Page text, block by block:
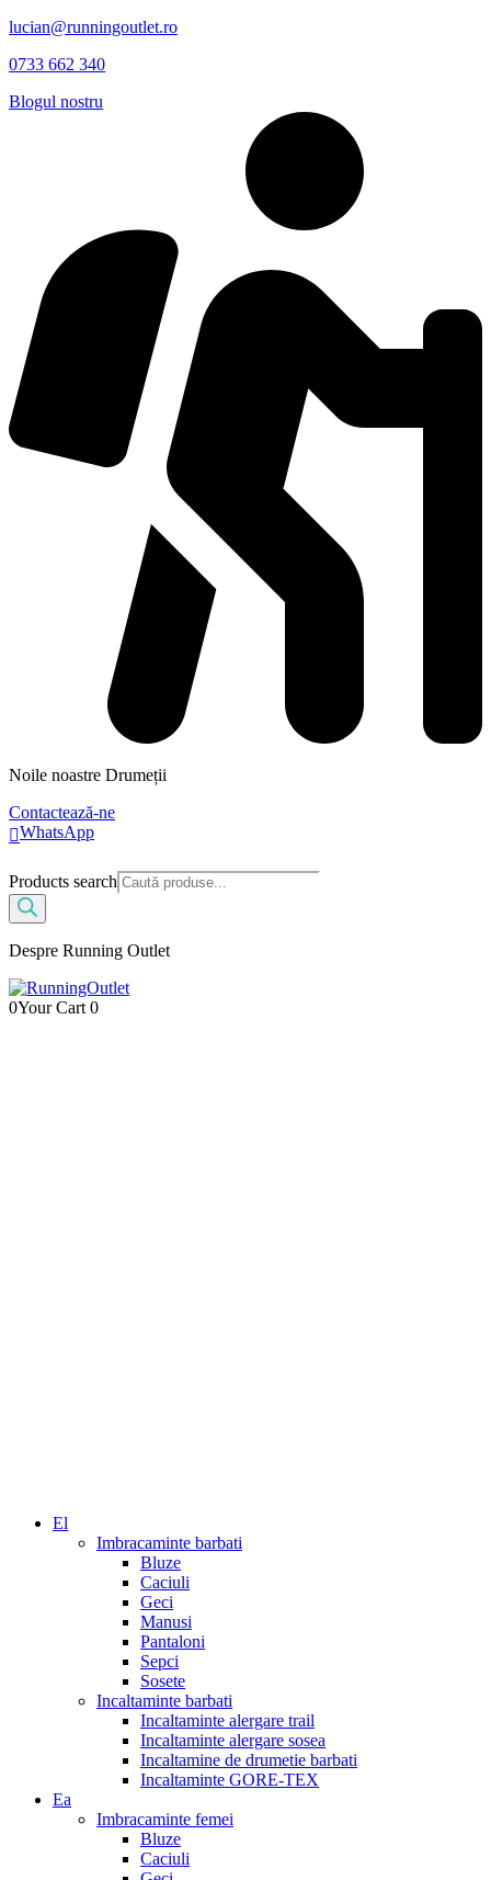
lucian@runningoutlet.ro
0733 662 340
Blogul nostru
Noile noastre Drumeții
Contactează-ne
WhatsApp
Products search
Despre Running Outlet
0Your Cart 0
El
Imbracaminte barbati
Bluze
Caciuli
Geci
Manusi
Pantaloni
Sepci
Sosete
Incaltaminte barbati
Incaltaminte alergare trail
Incaltaminte alergare sosea
Incaltamine de drumetie barbati
Incaltaminte GORE-TEX
Ea
Imbracaminte femei
Bluze
Caciuli